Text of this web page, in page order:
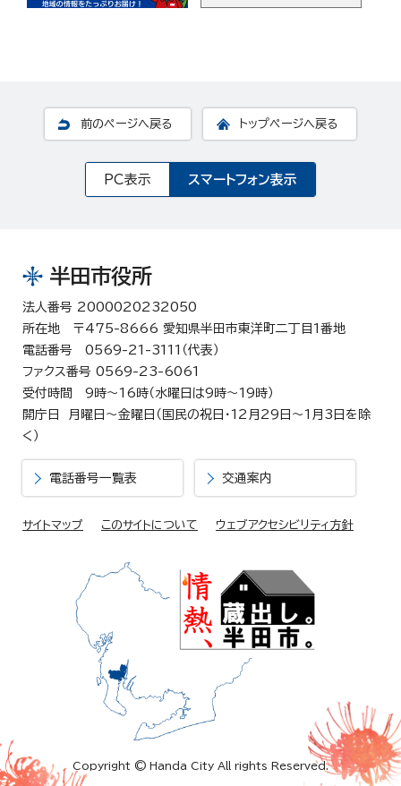
前のページへ戻る トップページへ戻る
PC表示 スマートフォン表示
半田市役所
法人番号 2000020232050
所在地 〒475-8666 愛知県半田市東洋町二丁目1番地
電話番号 0569-21-3111（代表）
ファクス番号 0569-23-6061
受付時間 9時～16時（水曜日は9時～19時）
開庁日 月曜日～金曜日（国民の祝日・12月29日～1月3日を除
く）
電話番号一覧表 交通案内
サイトマップ このサイトについて ウェブアクセシビリティ方針
Copyright © Handa City All rights Reserved.